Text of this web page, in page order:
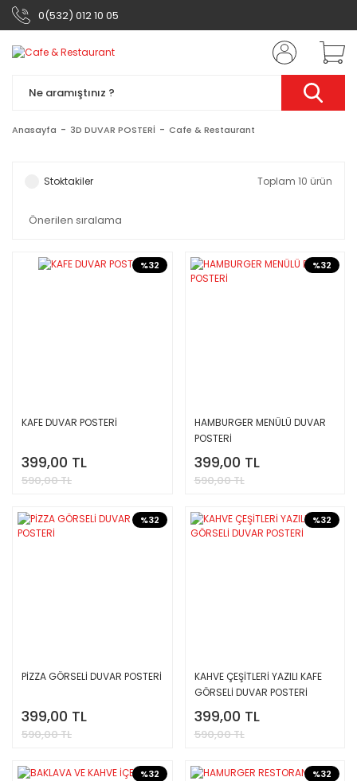
0(532) 012 10 05
Anasayfa 3D DUVAR POSTERİ Cafe & Restaurant
Stoktakiler Toplam 10 ürün
%32
KAFE DUVAR POSTERİ
399,00 TL
590,00 TL
%32
HAMBURGER MENÜLÜ DUVAR
POSTERİ
399,00 TL
590,00 TL
%32
PİZZA GÖRSELİ DUVAR POSTERİ
399,00 TL
590,00 TL
%32
KAHVE ÇEŞİTLERİ YAZILI KAFE
GÖRSELİ DUVAR POSTERİ
399,00 TL
590,00 TL
%32 %32